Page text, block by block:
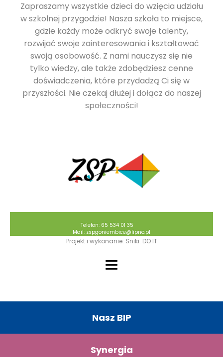
Zapraszamy wszystkie dzieci do wzięcia udziału
w szkolnej przygodzie! Nasza szkoła to miejsce,
gdzie każdy może odkryć swoje talenty,
rozwijać swoje zainteresowania i kształtować
swoją osobowość. Z nami nauczysz się nie
tylko wiedzy, ale także zdobędziesz cenne
doświadczenia, które przydadzą Ci się w
przyszłości. Nie czekaj dłużej i dołącz do naszej
społeczności!
Telefon: 65 534 01 35
Mail: zspgoniembice@lipno.pl
Projekt i wykonanie: Sniki. DO IT
Nasz BIP
Synergia